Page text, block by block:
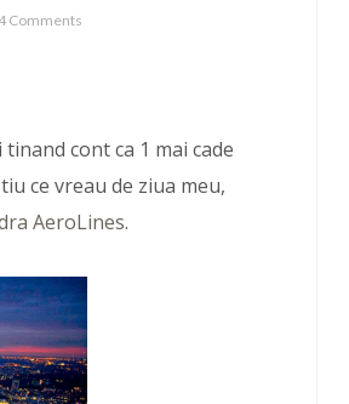
4 Comments
cont ca 1 mai cade
ce vreau de ziua meu,
AeroLines.